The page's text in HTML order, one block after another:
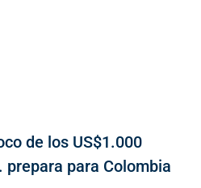
de los US$1.000
prepara para Colombia